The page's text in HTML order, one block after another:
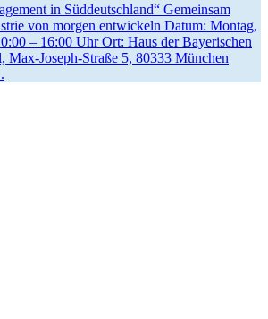
in Süddeutschland“ Gemeinsam
von morgen entwi­ckeln Datum: Montag,
– 16:00 Uhr Ort: Haus der Bayeri­schen
Max-Joseph-Straße 5, 80333 München